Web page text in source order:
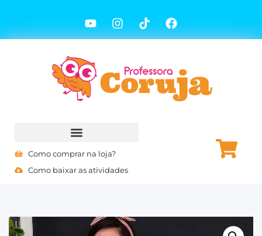
Como comprar na loja?
Como baixar as atividades